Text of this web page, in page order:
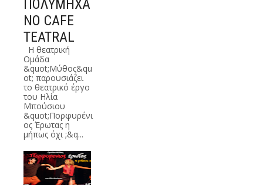
ΠΟΡΦΥΡΕΝΙ
ΟΣ ΕΡΩΤΑΣ
Η ΜΗΠΩΣ
ΟΧΙ-
ΠΟΛΥΜΗΧΑ
ΝΟ CAFE
TEATRAL
Η θεατρική
Ομάδα
&quot;Μύθος&qu
ot; παρουσιάζει